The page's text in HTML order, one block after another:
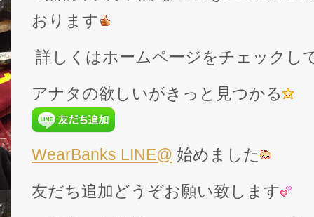
おります
詳しくはホームページをチェックし
アナタの欲しいがきっと見つかる
WearBanks LINE@ 始めました
友だち追加どうぞお願い致します